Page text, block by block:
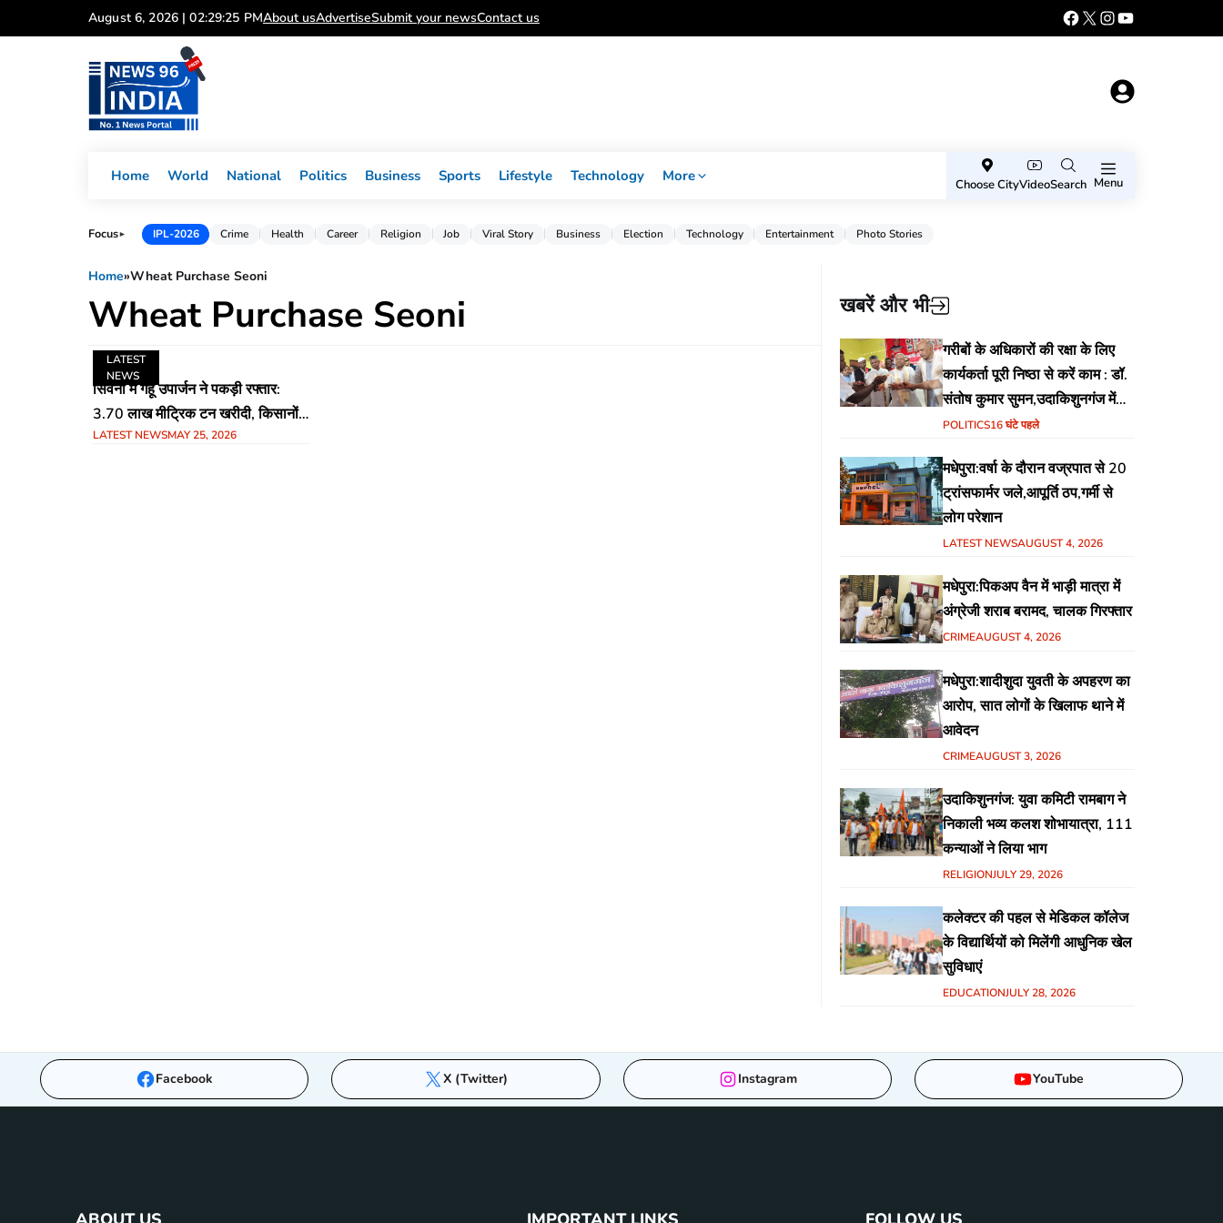
to
August 6, 2026 | 02:29:25 PMAbout usAdvertiseSubmit your newsContact us
Home World National Politics Business Sports Lifestyle Technology More
Choose CityVideoSearch Menu
Focus► IPL-2026 Crime Health Career Religion Job Viral Story Business Election Technology Entertainment Photo Stories
Home»Wheat Purchase Seoni
Wheat Purchase Seoni
LATEST
NEWS
सिवनी में गेहूं उपार्जन ने पकड़ी रफ्तार:
3.70 लाख मीट्रिक टन खरीदी, किसानों
को 623 करोड़ का भुगतान
LATEST NEWSMAY 25, 2026
खबरें और भी
गरीबों के अधिकारों की रक्षा के लिए
कार्यकर्ता पूरी निष्ठा से करें काम : डॉ.
संतोष कुमार सुमन,उदाकिशुनगंज में
हिंदुस्तानी आवाम मोर्चा के गरीब चौपाल
विभिन्न मुद्दों पर हुई चर्चा
POLITICS16 घंटे पहले
मधेपुरा:वर्षा के दौरान वज्रपात से 20
ट्रांसफार्मर जले,आपूर्ति ठप,गर्मी से
लोग परेशान
LATEST NEWSAUGUST 4, 2026
मधेपुरा:पिकअप वैन में भाड़ी मात्रा में
अंग्रेजी शराब बरामद, चालक गिरफ्तार
CRIMEAUGUST 4, 2026
मधेपुरा:शादीशुदा युवती के अपहरण का
आरोप, सात लोगों के खिलाफ थाने में
आवेदन
CRIMEAUGUST 3, 2026
उदाकिशुनगंज: युवा कमिटी रामबाग ने
निकाली भव्य कलश शोभायात्रा, 111
कन्याओं ने लिया भाग
RELIGIONJULY 29, 2026
कलेक्टर की पहल से मेडिकल कॉलेज
के विद्यार्थियों को मिलेंगी आधुनिक खेल
सुविधाएं
EDUCATIONJULY 28, 2026
Facebook X (Twitter) Instagram YouTube